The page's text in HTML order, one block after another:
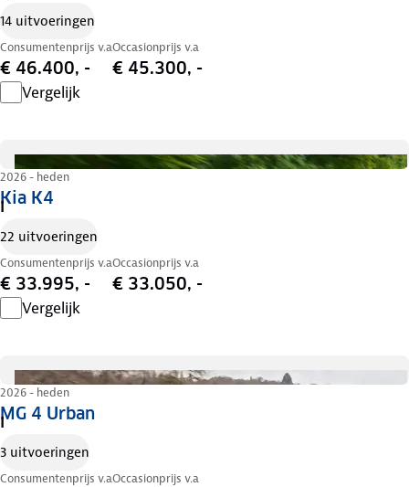
14 uitvoeringen
Consumentenprijs v.a
€ 46.400, -
Occasionprijs v.a
€ 45.300, -
Vergelijk
Kia K4
2026 - heden
I
22 uitvoeringen
Consumentenprijs v.a
€ 33.995, -
Occasionprijs v.a
€ 33.050, -
Vergelijk
MG 4 Urban
2026 - heden
I
3 uitvoeringen
Consumentenprijs v.aOccasionprijs v.a